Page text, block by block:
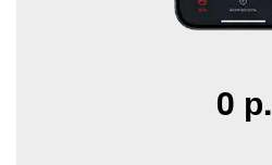
0 р.